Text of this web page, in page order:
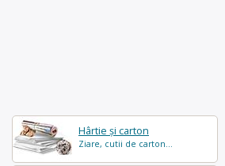
Hârtie și carton
Ziare, cutii de carton...